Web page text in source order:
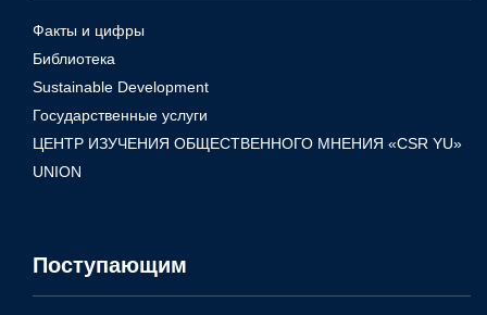
Факты и цифры
Библиотека
Sustainable Development
Государственные услуги
ЦЕНТР ИЗУЧЕНИЯ ОБЩЕСТВЕННОГО МНЕНИЯ «CSR YU»
UNION
Поступающим